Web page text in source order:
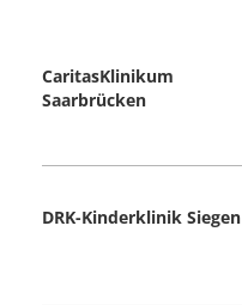
CaritasKlinikum
Saarbrücken
DRK-Kinderklinik Siegen